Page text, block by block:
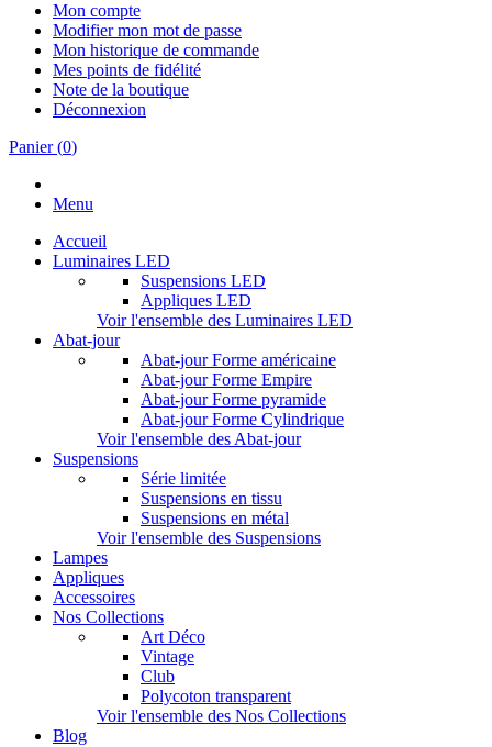
Mon compte
Modifier mon mot de passe
Mon historique de commande
Mes points de fidélité
Note de la boutique
Déconnexion
Panier(0)
Menu
Accueil
Luminaires LED
Suspensions LED
Appliques LED
Voir l'ensemble des Luminaires LED
Abat-jour
Abat-jour Forme américaine
Abat-jour Forme Empire
Abat-jour Forme pyramide
Abat-jour Forme Cylindrique
Voir l'ensemble des Abat-jour
Suspensions
Série limitée
Suspensions en tissu
Suspensions en métal
Voir l'ensemble des Suspensions
Lampes
Appliques
Accessoires
Nos Collections
Art Déco
Vintage
Club
Polycoton transparent
Voir l'ensemble des Nos Collections
Blog